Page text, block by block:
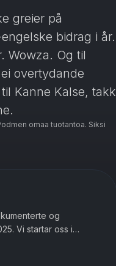
greier på
bidrag i år.
Wowza. Og til
overtydande
Kanne Kalse, takk
omaa tuotantoa. Siksi
og
Vi startar oss i
og Hellas...